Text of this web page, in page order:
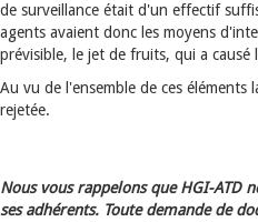
de surveillance était d'un effectif
agents avaient donc les moyens
prévisible, le jet de fruits, qui a causé
Au vu de l'ensemble de ces éléments
rejetée.
Nous vous rappelons que HGI-ATD
ses adhérents. Toute demande de